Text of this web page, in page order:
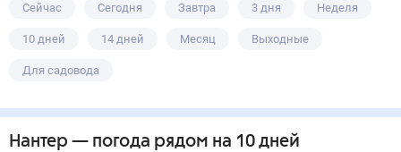
Сейчас Сегодня Завтра 3 дня Неделя
10 дней 14 дней Месяц Выходные
Для садовода
Нантер — погода рядом на 10 дней